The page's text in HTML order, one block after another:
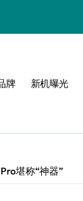
！
牌 新机曝光
堪称“神器”